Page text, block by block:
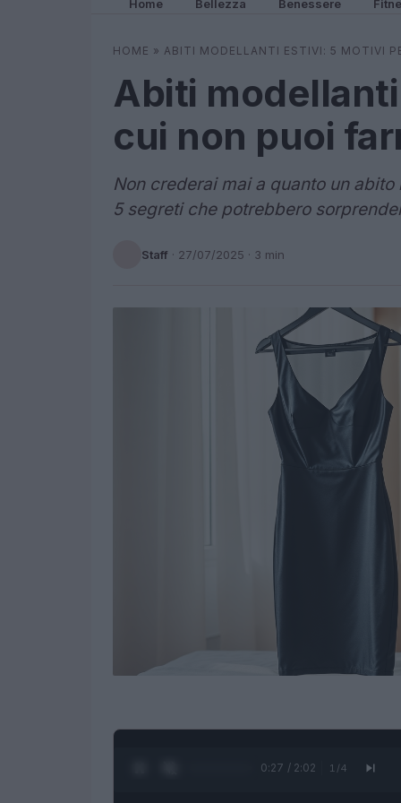
Home Bellezza Benessere
HOME » ABITI MODELLANTI ESTIVI: 5 MOTIVI
Abiti
cui non puoi
Non crederai mai a quanto un
5 segreti che potrebbero
Staff · 27/07/2025 · 3 min
0:28 / 2:02 1 /4